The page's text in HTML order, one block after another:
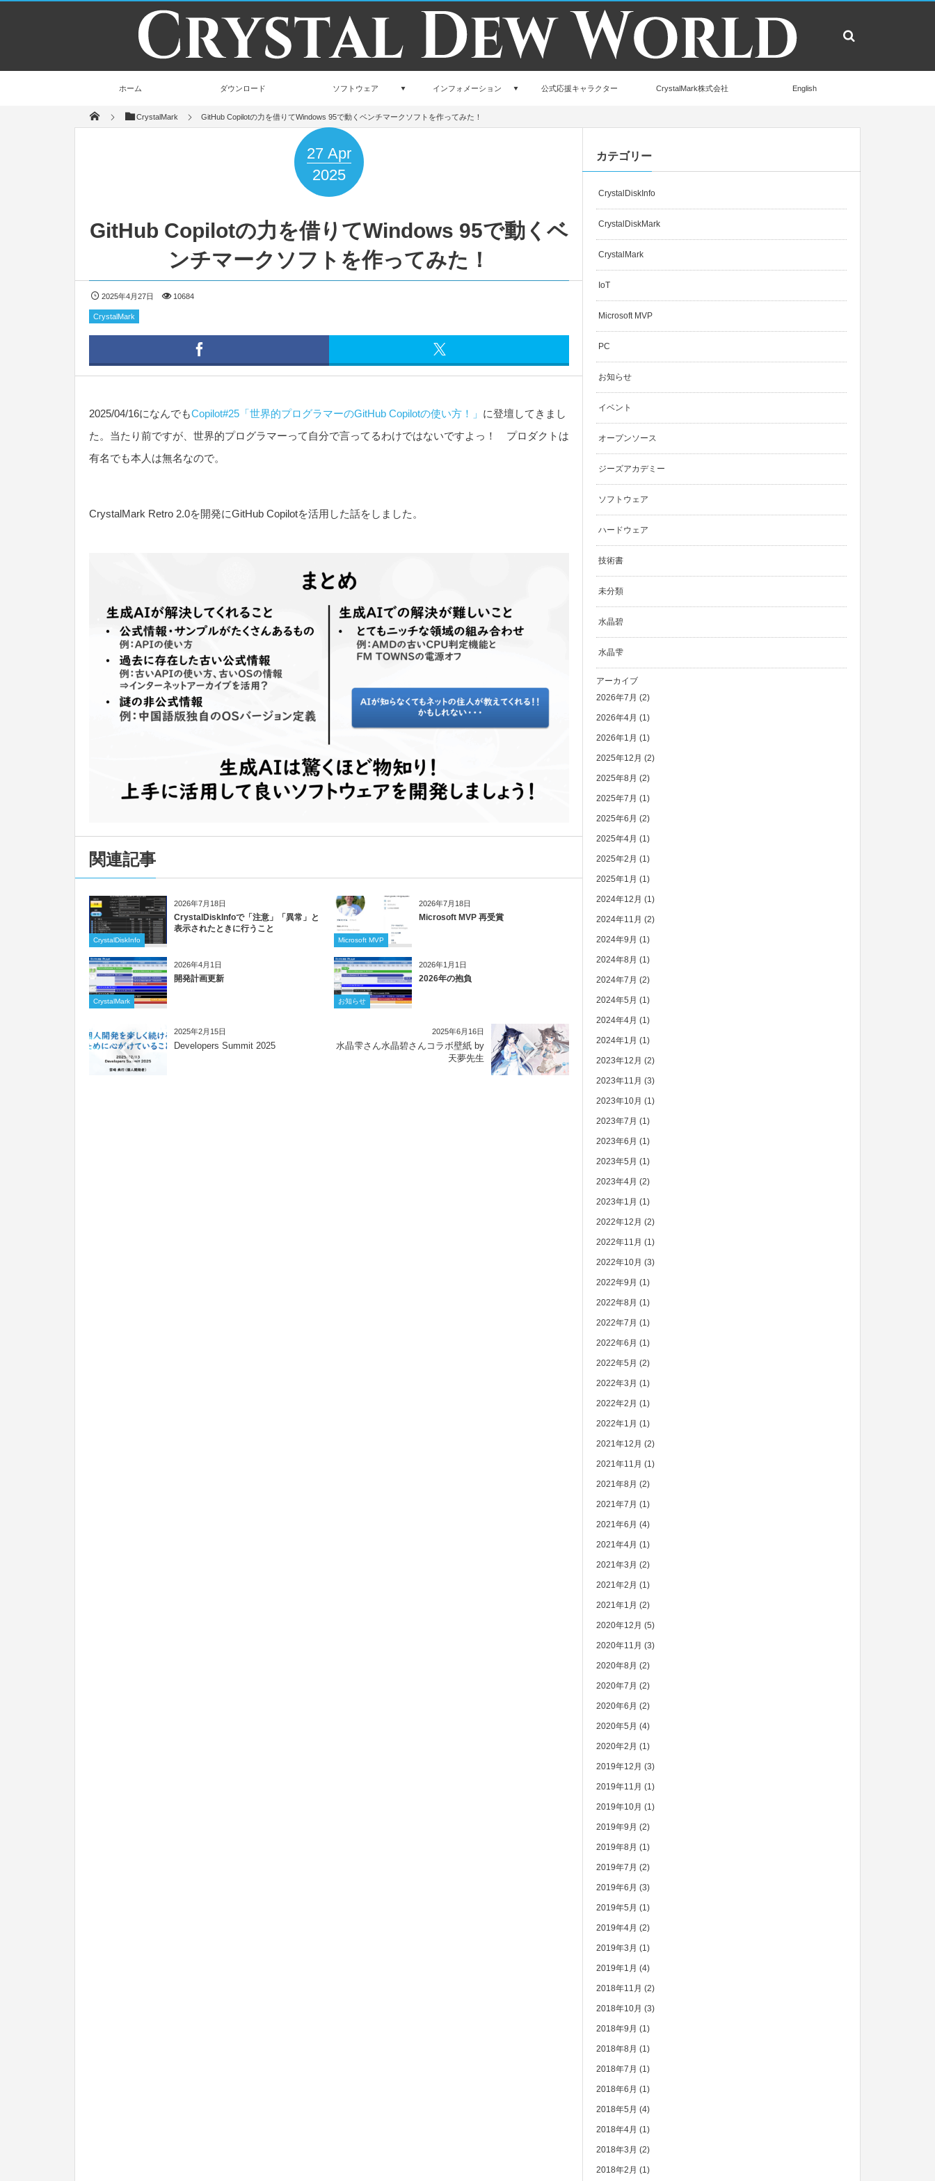
ホーム ダウンロード ソフトウェア インフォメーション 公式応援キャラクター CrystalMark株式会社 English
CrystalMark GitHub Copilotの力を借りてWindows 95で動くベンチマークソフトを作ってみた！
27 Apr
2025
GitHub Copilotの力を借りてWindows 95で動くベ
ンチマークソフトを作ってみた！
2025年4月27日 10684
CrystalMark
2025/04/16になんでもCopilot#25「世界的プログラマーのGitHub Copilotの使い方！」 に登壇してきまし
た。当たり前ですが、世界的プログラマーって自分で言ってるわけではないですよっ！ プロダクトは
有名でも本人は無名なので。
CrystalMark Retro 2.0を開発にGitHub Copilotを活用した話をしました。
関連記事
2026年7月18日
CrystalDiskInfo
CrystalDiskInfoで「注意」「異常」と
表示されたときに行うこと
2026年7月18日
Microsoft MVP
Microsoft MVP 再受賞
2026年4月1日
CrystalMark
開発計画更新
2026年1月1日
お知らせ
2026年の抱負
2025年2月15日
Developers Summit 2025
2025年6月16日
水晶雫さん水晶碧さんコラボ壁紙 by
天夢先生
カテゴリー
CrystalDiskInfo
CrystalDiskMark
CrystalMark
IoT
Microsoft MVP
PC
お知らせ
イベント
オープンソース
ジーズアカデミー
ソフトウェア
ハードウェア
技術書
未分類
水晶碧
水晶雫
アーカイブ
2026年7月 (2)
2026年4月 (1)
2026年1月 (1)
2025年12月 (2)
2025年8月 (2)
2025年7月 (1)
2025年6月 (2)
2025年4月 (1)
2025年2月 (1)
2025年1月 (1)
2024年12月 (1)
2024年11月 (2)
2024年9月 (1)
2024年8月 (1)
2024年7月 (2)
2024年5月 (1)
2024年4月 (1)
2024年1月 (1)
2023年12月 (2)
2023年11月 (3)
2023年10月 (1)
2023年7月 (1)
2023年6月 (1)
2023年5月 (1)
2023年4月 (2)
2023年1月 (1)
2022年12月 (2)
2022年11月 (1)
2022年10月 (3)
2022年9月 (1)
2022年8月 (1)
2022年7月 (1)
2022年6月 (1)
2022年5月 (2)
2022年3月 (1)
2022年2月 (1)
2022年1月 (1)
2021年12月 (2)
2021年11月 (1)
2021年8月 (2)
2021年7月 (1)
2021年6月 (4)
2021年4月 (1)
2021年3月 (2)
2021年2月 (1)
2021年1月 (2)
2020年12月 (5)
2020年11月 (3)
2020年8月 (2)
2020年7月 (2)
2020年6月 (2)
2020年5月 (4)
2020年2月 (1)
2019年12月 (3)
2019年11月 (1)
2019年10月 (1)
2019年9月 (2)
2019年8月 (1)
2019年7月 (2)
2019年6月 (3)
2019年5月 (1)
2019年4月 (2)
2019年3月 (1)
2019年1月 (4)
2018年11月 (2)
2018年10月 (3)
2018年9月 (1)
2018年8月 (1)
2018年7月 (1)
2018年6月 (1)
2018年5月 (4)
2018年4月 (1)
2018年3月 (2)
2018年2月 (1)